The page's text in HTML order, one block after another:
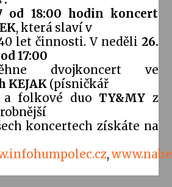
ploty
2026
ve Stromovce: Rufus Miller
2026
2026
od 18:00 hodin koncert
, která slaví v
let činnosti. V neděli 26.
17:00
dvojkoncert ve
KEJAK(písničkář
a folkové duo TY&MY z
koncertech získáte na
,